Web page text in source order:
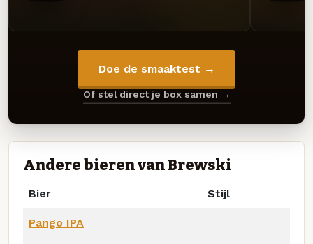
Doe de smaaktest →
Of stel direct je box samen →
Andere bieren van Brewski
Bier Stijl
Pango IPA